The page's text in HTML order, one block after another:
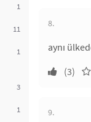
1
11
1
3
1
8.
aynı
(3)
9.